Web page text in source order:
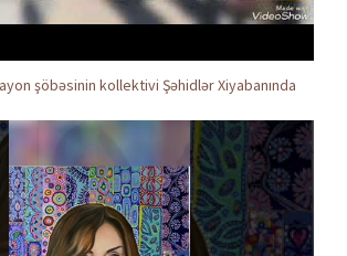
şöbəsinin kollektivi Şəhidlər Xiyabanında